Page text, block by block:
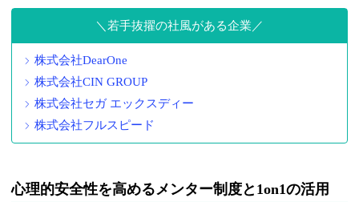
若手抜擢の社風がある企業
株式会社DearOne
株式会社CIN GROUP
株式会社セガ エックスディー
株式会社フルスピード
心理的安全性を高めるメンター制度と1on1の活用